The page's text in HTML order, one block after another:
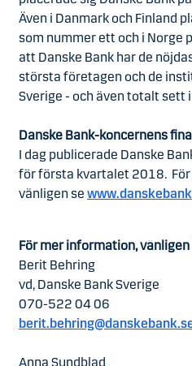
Även i Danmark och Finland
som nummer ett och i Norge
att Danske Bank har de
största företagen och de
Sverige - och även totalt sett
Danske Bank-koncernens
I dag publicerade Danske
för första kvartalet 2018.
vänligen se
För mer information,
Berit Behring
vd, Danske Bank Sverige
070-522 04 06
Anna Sundblad